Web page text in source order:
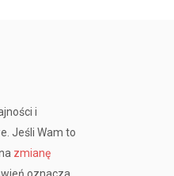
i
Jeśli Wam to
zmianę